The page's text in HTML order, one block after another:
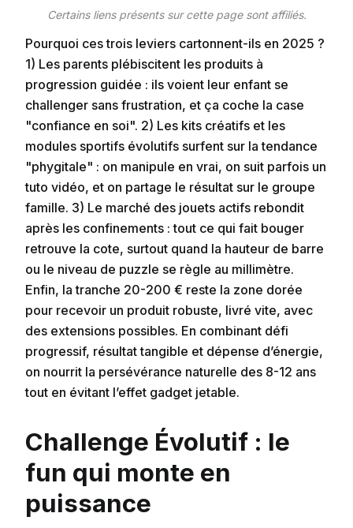
Certains liens présents sur cette page sont affiliés.
Pourquoi ces trois leviers cartonnent-ils en 2025 ?
1) Les parents plébiscitent les produits à
progression guidée : ils voient leur enfant se
challenger sans frustration, et ça coche la case
"confiance en soi". 2) Les kits créatifs et les
modules sportifs évolutifs surfent sur la tendance
"phygitale" : on manipule en vrai, on suit parfois un
tuto vidéo, et on partage le résultat sur le groupe
famille. 3) Le marché des jouets actifs rebondit
après les confinements : tout ce qui fait bouger
retrouve la cote, surtout quand la hauteur de barre
ou le niveau de puzzle se règle au millimètre.
Enfin, la tranche 20-200 € reste la zone dorée
pour recevoir un produit robuste, livré vite, avec
des extensions possibles. En combinant défi
progressif, résultat tangible et dépense d’énergie,
on nourrit la persévérance naturelle des 8-12 ans
tout en évitant l’effet gadget jetable.
Challenge Évolutif : le
fun qui monte en
puissance